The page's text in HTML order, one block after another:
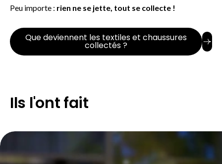
Peu importe : rien ne se jette, tout se collecte !
Que deviennent les textiles et chaussures
collectés ?
Ils l'ont fait